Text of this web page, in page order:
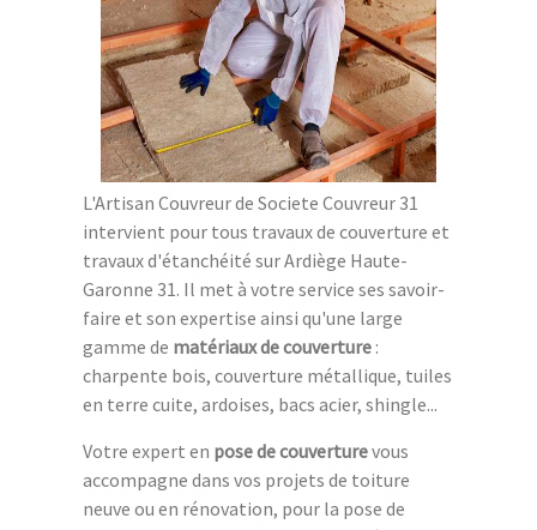
L'Artisan Couvreur de Societe Couvreur 31
intervient pour tous travaux de couverture et
travaux d'étanchéité sur Ardiège Haute-
Garonne 31. Il met à votre service ses savoir-
faire et son expertise ainsi qu'une large
gamme de matériaux de couverture :
charpente bois, couverture métallique, tuiles
en terre cuite, ardoises, bacs acier, shingle...
Votre expert en pose de couverturevous
accompagne dans vos projets de toiture
neuve ou en rénovation, pour la pose de